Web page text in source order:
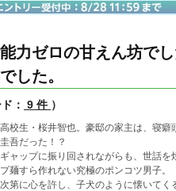
力ゼロの甘えん坊で
した。
： 9 件 ）
校生・桜井智也。豪邸の家主は、寝
吾だった！？
ャップに振り回されながらも、世話を
麺すら作れない究極のポンコツ男子。
第に心を許し、子犬のように懐いてく